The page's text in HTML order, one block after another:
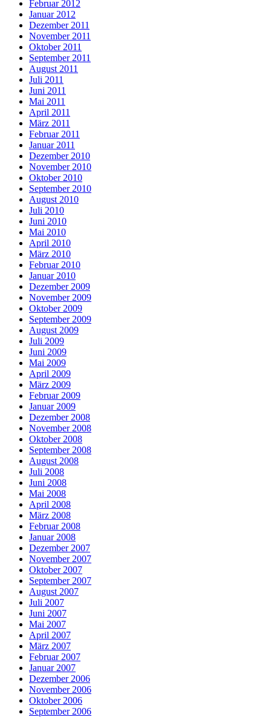
Februar 2012
Januar 2012
Dezember 2011
November 2011
Oktober 2011
September 2011
August 2011
Juli 2011
Juni 2011
Mai 2011
April 2011
März 2011
Februar 2011
Januar 2011
Dezember 2010
November 2010
Oktober 2010
September 2010
August 2010
Juli 2010
Juni 2010
Mai 2010
April 2010
März 2010
Februar 2010
Januar 2010
Dezember 2009
November 2009
Oktober 2009
September 2009
August 2009
Juli 2009
Juni 2009
Mai 2009
April 2009
März 2009
Februar 2009
Januar 2009
Dezember 2008
November 2008
Oktober 2008
September 2008
August 2008
Juli 2008
Juni 2008
Mai 2008
April 2008
März 2008
Februar 2008
Januar 2008
Dezember 2007
November 2007
Oktober 2007
September 2007
August 2007
Juli 2007
Juni 2007
Mai 2007
April 2007
März 2007
Februar 2007
Januar 2007
Dezember 2006
November 2006
Oktober 2006
September 2006